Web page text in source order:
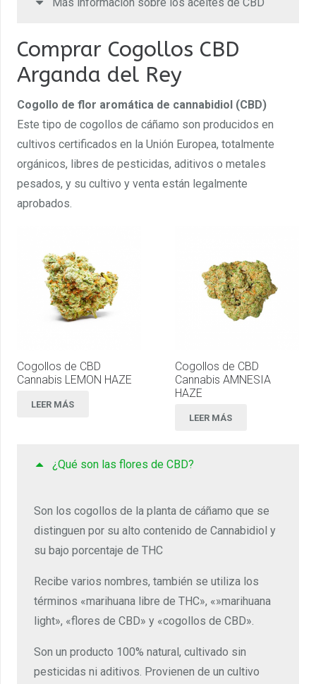
Comprar Cogollos CBD
Arganda del Rey
Cogollo de flor aromática de cannabidiol (CBD)
Este tipo de cogollos de cáñamo son producidos en
cultivos certificados en la Unión Europea, totalmente
orgánicos, libres de pesticidas, aditivos o metales
pesados, y su cultivo y venta están legalmente
aprobados.
Cogollos de CBD
Cannabis LEMON HAZE
LEER MÁS
Cogollos de CBD
Cannabis AMNESIA
HAZE
LEER MÁS
¿Qué son las flores de CBD?
Son los cogollos de la planta de cáñamo que se
distinguen por su alto contenido de Cannabidiol y
su bajo porcentaje de THC
Recibe varios nombres, también se utiliza los
términos «marihuana libre de THC», «»marihuana
light», «flores de CBD» y «cogollos de CBD».
Son un producto 100% natural, cultivado sin
pesticidas ni aditivos. Provienen de un cultivo